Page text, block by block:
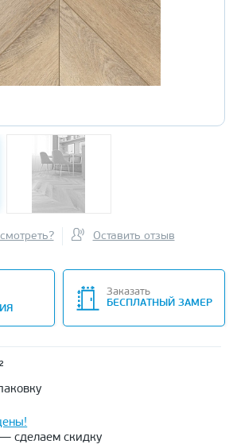
Оставить отзыв
Заказать
БЕСПЛАТНЫЙ ЗАМЕР
сделаем скидку